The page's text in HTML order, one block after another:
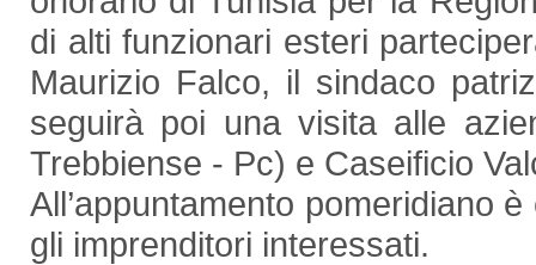
di alti funzionari esteri
Maurizio Falco, il sindaco
seguirà poi una visita alle
Trebbiense - Pc) e Caseificio
All’appuntamento pomeridiano
gli imprenditori interessati.